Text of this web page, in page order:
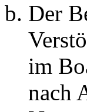
Der
im
nach